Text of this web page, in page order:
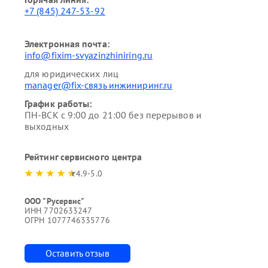
+7 (845) 247-53-92
Электронная почта:
info@fixim-svyazinzhiniring.ru
для юридических лиц
manager@fix-связь инжиниринг.ru
График работы:
ПН-ВСК с 9:00 до 21:00 без перерывов и
выходных
Рейтинг сервисного центра
4.9-5.0
ООО "Русервис"
ИНН 7702633247
ОГРН 1077746335776
Оставить отзыв